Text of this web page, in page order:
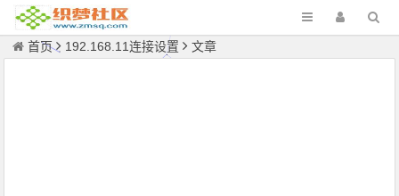
首页 192.168.11连接设置 文章